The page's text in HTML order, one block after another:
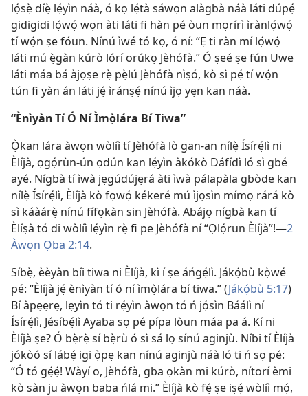
lọ́sẹ̀ díẹ̀ lẹ́yìn náà, ó kọ lẹ́tà sáwọn alàgbà náà láti dúpẹ́
gidigidi lọ́wọ́ wọn àti láti fi hàn pé òun mọrírì ìrànlọ́wọ́
tí wọ́n ṣe fóun. Nínú ìwé tó kọ, ó ní: “Ẹ ti ràn mí lọ́wọ́
láti mú ẹ̀gàn kúrò lórí orúkọ Jèhófà.” Ó ṣeé ṣe fún Uwe
láti máa bá àjọṣe rẹ̀ pẹ̀lú Jèhófà nìṣó, kò sì pẹ́ tí wọ́n
tún fi yàn án láti jẹ́ ìránṣẹ́ nínú ìjọ yẹn kan náà.
“Ènìyàn Tí Ó Ní Ìmọ̀lára Bí Tiwa”
Ọ̀kan lára àwọn wòlíì tí Jèhófà lò gan-an nílẹ̀ Ísírẹ́lì ni
Èlíjà, ọgọ́rùn-ún ọdún kan lẹ́yìn àkókò Dáfídì ló sì gbé
ayé. Nígbà tí ìwà jẹgúdújẹrá àti ìwà pálapàla gbòde kan
nílẹ̀ Ísírẹ́lì, Èlíjà kò fọwọ́ kékeré mú ìjọsìn mímọ rárá kò
sì káàárẹ̀ nínú fífọkàn sin Jèhófà. Abájọ nígbà kan tí
Èlíṣà tó di wòlíì lẹ́yìn rẹ̀ fi pe Jèhófà ní “Ọlọ́run Èlíjà”!—2
Àwọn Ọba 2:14.
Síbẹ̀, èèyàn bíi tiwa ni Èlíjà, kì í ṣe áńgẹ́lì. Jákọ́bù kọ̀wé
pé: “Èlíjà jẹ́ ènìyàn tí ó ní ìmọ̀lára bí tiwa.” (Jákọ́bù 5:17)
Bí àpẹẹrẹ, lẹyìn tó ti rẹ́yìn àwọn tó ń jọ́sìn Báálì ní
Ísírẹ́lì, Jésíbẹ́lì Ayaba sọ pé pípa lòun máa pa á. Kí ni
Èlíjà ṣe? Ó bẹ̀rẹ̀ sí bẹ̀rù ó sì sá lọ sínú aginjù. Níbi tí Èlíjà
jókòó sí lábẹ́ igi ọ̀pẹ kan nínú aginjù náà ló ti ń sọ pé:
“Ó tó gẹ́ẹ́! Wàyí o, Jèhófà, gba ọkàn mi kúrò, nítorí èmi
kò sàn ju àwọn baba ńlá mi.” Èlíjà kò fẹ́ ṣe iṣẹ́ wòlíì mọ́,